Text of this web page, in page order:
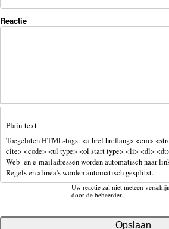
Reactie
Plain text
Toegelaten HTML-tags: <a href hreflang> <em>
cite> <code> <ul type> <ol start type> <li> <dl>
Web- en e-mailadressen worden automatisch naar
Regels en alinea's worden automatisch gesplitst.
Uw reactie zal niet meteen
door de beheerder.